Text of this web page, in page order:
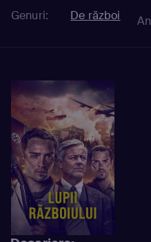
Genuri: De război